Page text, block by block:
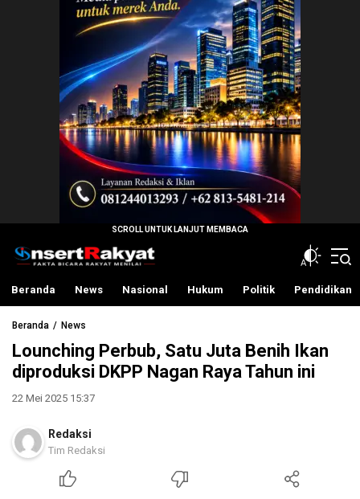
InsertRakyat.com
Fakta Bicara Rakyat Menilai
Beranda News Nasional Hukum Politik Pendidikan
Beranda News
Lounching Perbub, Satu Juta Benih Ikan
diproduksi DKPP Nagan Raya Tahun ini
22 Mei 2025 15:37
Redaksi
Tim Redaksi